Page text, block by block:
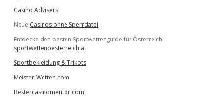
Casino Advisers
Neue Casinos ohne Sperrdatei
Entdecke den besten Sportwettenguide für Österreich:
sportwettenoesterreich.at
Sportbekleidung & Trikots
Meister-Wetten.com
Bestercasinomentor.com